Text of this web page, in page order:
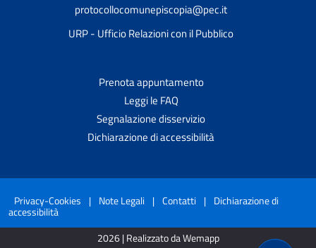
protocollocomunepiscopia@pec.it
URP - Ufficio Relazioni con il Pubblico
Prenota appuntamento
Leggi le FAQ
Segnalazione disservizio
Dichiarazione di accessibilità
Privacy-Cookies | Note Legali | Contatti | Dichiarazione di
accessibilità
2026 | Realizzato da Wemapp